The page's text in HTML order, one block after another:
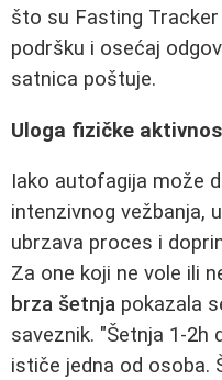
što su Fasting
podršku i osećaj
satnica poštuje.
Uloga fizičke
Iako autofagija može
intenzivnog vežbanja,
ubrzava proces i
Za one koji ne vole ili
brza šetnja pokazala
saveznik. "Šetnja 1-2h
ističe jedna od osoba.